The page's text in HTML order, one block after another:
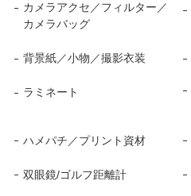
カメラアクセ／フィルター／
カメラバッグ
背景紙／小物／撮影衣装
ラミネート
ハメパチ／プリント資材
双眼鏡/ゴルフ距離計